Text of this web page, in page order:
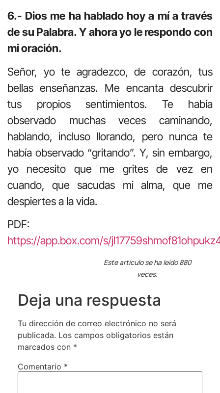
6.- Dios me ha hablado hoy a mí a través
de su Palabra. Y ahora yo le respondo con
mi oración.
Señor, yo te agradezco, de corazón, tus
bellas enseñanzas. Me encanta descubrir
tus propios sentimientos. Te había
observado muchas veces caminando,
hablando, incluso llorando, pero nunca te
había observado “gritando”. Y, sin embargo,
yo necesito que me grites de vez en
cuando, que sacudas mi alma, que me
despiertes a la vida.
PDF:
https://app.box.com/s/
Este artículo se ha leído 880
veces.
Deja una respuesta
Tu dirección de correo electrónico no será
publicada. Los campos obligatorios están
marcados con *
Comentario *